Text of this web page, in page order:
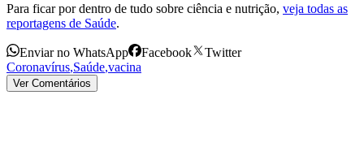
Para ficar por dentro de tudo sobre ciência e nutrição, veja todas as
reportagens de Saúde.
Enviar no WhatsApp Facebook
Twitter
Coronavírus,Saúde,vacina
Ver Comentários